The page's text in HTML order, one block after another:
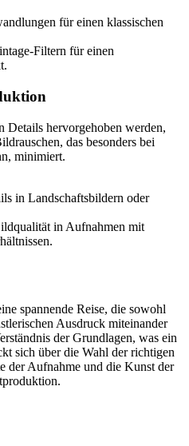
für einen klassischen
Filtern für einen
Details hervorgehoben werden,
das besonders bei
minimiert.
in Landschaftsbildern oder
in Aufnahmen mit
spannende Reise, die sowohl
Ausdruck miteinander
der Grundlagen, was ein
sich über die Wahl der richtigen
der Aufnahme und die Kunst der